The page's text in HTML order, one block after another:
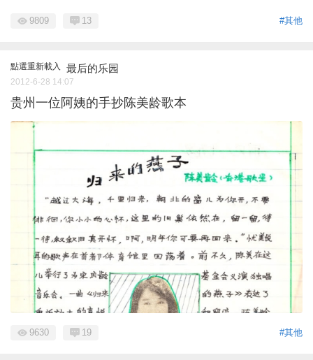
#其他
9809 13
點選重新載入 最后的乐园
2012-6-28 14:07
贵州一位阿姨的手抄陈美龄歌本
#其他
9630 19